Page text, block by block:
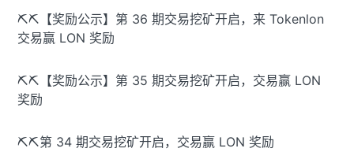
⛏️⛏️【奖励公示】第 36 期交易挖矿开启，来 Tokenlon
交易赢 LON 奖励
⛏️⛏️【奖励公示】第 35 期交易挖矿开启，交易赢 LON
奖励
⛏️⛏️第 34 期交易挖矿开启，交易赢 LON 奖励